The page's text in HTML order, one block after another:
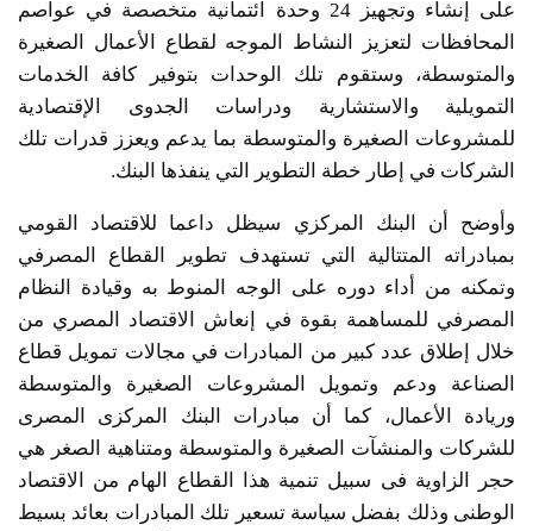
على إنشاء وتجهيز 24 وحدة ائتمانية متخصصة في عواصم
المحافظات لتعزيز النشاط الموجه لقطاع الأعمال الصغيرة
والمتوسطة، وستقوم تلك الوحدات بتوفير كافة الخدمات
التمويلية والاستشارية ودراسات الجدوى الإقتصادية
للمشروعات الصغيرة والمتوسطة بما يدعم ويعزز قدرات تلك
الشركات في إطار خطة التطوير التي ينفذها البنك.
وأوضح أن البنك المركزي سيظل داعما للاقتصاد القومي
بمبادراته المتتالية التي تستهدف تطوير القطاع المصرفي
وتمكنه من أداء دوره على الوجه المنوط به وقيادة النظام
المصرفي للمساهمة بقوة في إنعاش الاقتصاد المصري من
خلال إطلاق عدد كبير من المبادرات في مجالات تمويل قطاع
الصناعة ودعم وتمويل المشروعات الصغيرة والمتوسطة
وريادة الأعمال، كما أن مبادرات البنك المركزى المصرى
للشركات والمنشآت الصغيرة والمتوسطة ومتناهية الصغر هي
حجر الزاوية فى سبيل تنمية هذا القطاع الهام من الاقتصاد
الوطنى وذلك بفضل سياسة تسعير تلك المبادرات بعائد بسيط